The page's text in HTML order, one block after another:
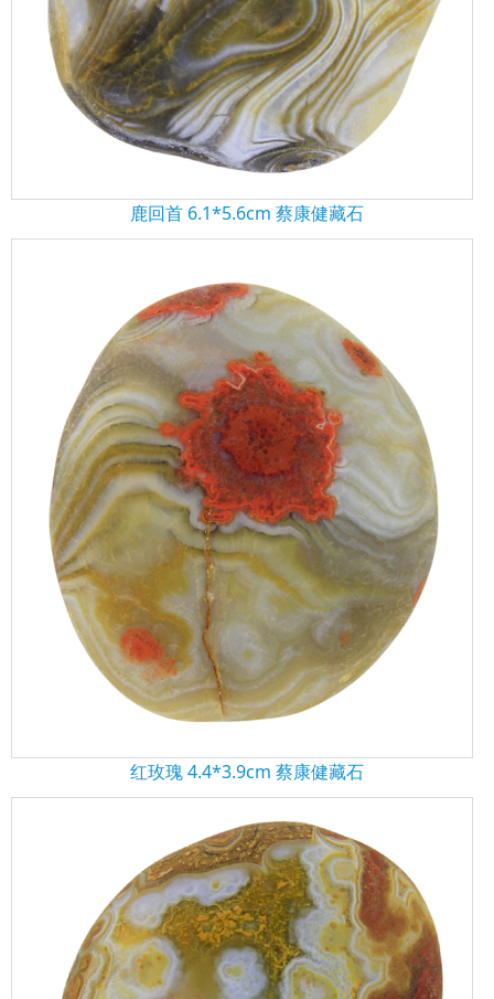
鹿回首 6.1*5.6cm 蔡康健藏石
红玫瑰 4.4*3.9cm 蔡康健藏石